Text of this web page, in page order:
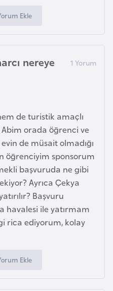
Ekle
nereye
de turistik amaçlı
orada öğrenci ve
de müsait olmadığı
öğrenciyim sponsorum
başvuruda ne gibi
Ayrıca Çekya
Başvuru
havalesi ile yatırmam
rica ediyorum, kolay
Ekle